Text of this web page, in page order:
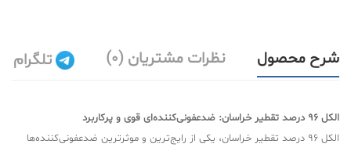
شرح محصول نظرات مشتریان (0) تلگرام
الکل 96 درصد تقطیر خراسان: ضدعفونی‌کننده‌ای قوی و پرکاربرد
الکل 96 درصد تقطیر خراسان، یکی از رایج‌ترین و موثرترین ضدعفونی‌کننده‌ها